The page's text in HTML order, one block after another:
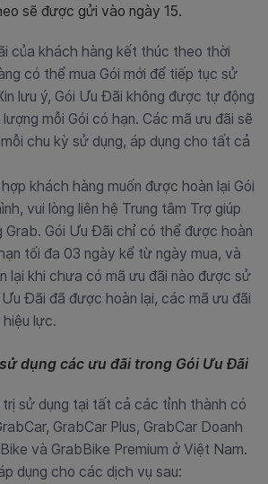
sẽ được gửi vào ngày 15.
của khách hàng kết thúc theo thời
có thể mua Gói mới để tiếp tục sử
lưu ý, Gói Ưu Đãi không được tự động
mỗi Gói có hạn. Các mã ưu đãi sẽ
chu kỳ sử dụng, áp dụng cho tất cả
khách hàng muốn được hoàn lại Gói
vui lòng liên hệ Trung tâm Trợ giúp
Grab. Gói Ưu Đãi chỉ có thể được hoàn
tối đa 03 ngày kể từ ngày mua, và
lại khi chưa có mã ưu đãi nào được sử
Ưu Đãi đã được hoàn lại, các mã ưu đãi
lực.
dụng các ưu đãi trong Gói Ưu Đãi
trị sử dụng tại tất cả các tỉnh thành có
GrabCar Plus, GrabCar Doanh
và GrabBike Premium ở Việt Nam.
dụng cho các dịch vụ sau: